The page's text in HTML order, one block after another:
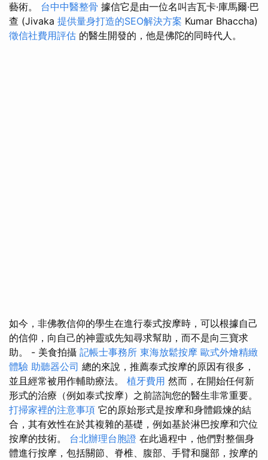
藝術。 台中中醫整骨 據信它是由一位名叫吉瓦卡·庫馬爾·巴
查 (Jivaka 提供量身打造的SEO解決方案 Kumar Bhaccha)
徵信社費用評估 的醫生開發的，他是佛陀的同時代人。
如今，非佛教信仰的學生在進行泰式按摩時，可以根據自己
的信仰，向自己的神靈或先知尋求幫助，而不是向三寶求
助。 - 美食拍攝 記帳士事務所 東海放鬆按摩 歐式外燴精緻
體驗 助聽器公司 總的來說，推薦泰式按摩的原因有很多，
並且經常被用作輔助療法。 植牙費用 然而，在開始任何新
形式的治療（例如泰式按摩）之前諮詢您的醫生非常重要。
打掃家裡的注意事項 它的原始形式是按摩和身體鍛煉的結
合，其有效性在於其複雜的基礎，例如基於淋巴按摩和穴位
按摩的技術。 台北辦理台胞證 在此過程中，他們對整個身
體進行按摩，包括關節、脊椎、腹部、手臂和腿部，按摩的